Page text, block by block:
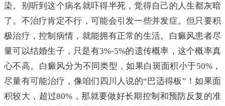
染。别听到这个病名就吓得半死，觉得自己的人生都灰暗
了。不治疗肯定不行，可能会引发一些并发症。但只要积
极治疗，控制病情，就能拥有正常的生活。白癜风患者尽
量可以结婚生子，只是有3%-5%的遗传概率，这个概率真
心不高。白癜风分为不同类型，如果白斑面积小于50%，
尽量有可能治疗，像咱们四川人说的“巴适得板”！如果面
积较大，超过80%，那就要做好长期控制和预防反复的准